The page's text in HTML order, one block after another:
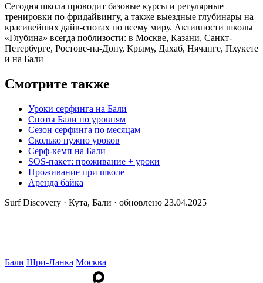
Сегодня школа проводит базовые курсы и регулярные
тренировки по фридайвингу, а также выездные глубинары на
красивейших дайв-спотах по всему миру. Активности школы
«Глубина» всегда поблизости: в Москве, Казани, Санкт-
Петербурге, Ростове-на-Дону, Крыму, Дахаб, Нячанге, Пхукете
и на Бали
Смотрите также
Уроки серфинга на Бали
Споты Бали по уровням
Сезон серфинга по месяцам
Сколько нужно уроков
Серф-кемп на Бали
SOS-пакет: проживание + уроки
Проживание при школе
Аренда байка
Surf Discovery · Кута, Бали · обновлено 23.04.2025
Бали Шри-Ланка Москва